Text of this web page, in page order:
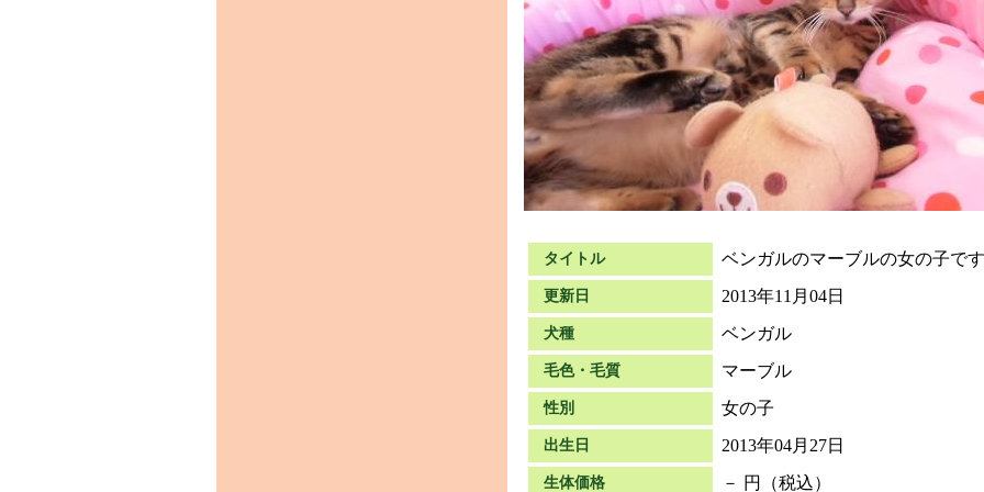
タイトル ベンガルのマーブルの女の子で
更新日 2013年11月04日
犬種 ベンガル
毛色・毛質 マーブル
性別 女の子
出生日 2013年04月27日
生体価格 － 円（税込）